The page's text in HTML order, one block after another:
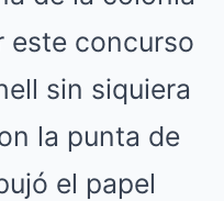
este concurso
sin siquiera
la punta de
el papel